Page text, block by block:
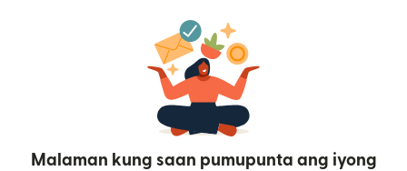
Malaman kung saan pumupunta ang iyong